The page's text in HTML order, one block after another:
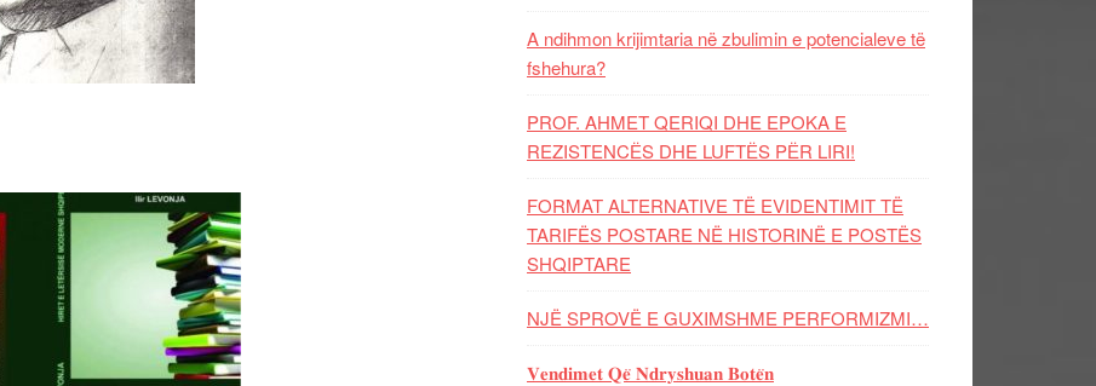
A ndihmon krijimtaria në zbulimin e potencialeve të
fshehura?
PROF. AHMET QERIQI DHE EPOKA E
REZISTENCЁS DHE LUFTЁS PЁR LIRI!
FORMAT ALTERNATIVE TË EVIDENTIMIT TË
TARIFËS POSTARE NË HISTORINË E POSTËS
SHQIPTARE
NJË SPROVË E GUXIMSHME PERFORMIZMI…
𝐕𝐞𝐧𝐝𝐢𝐦𝐞𝐭 𝐐𝐞̈ 𝐍𝐝𝐫𝐲𝐬𝐡𝐮𝐚𝐧 𝐁𝐨𝐭𝐞̈𝐧